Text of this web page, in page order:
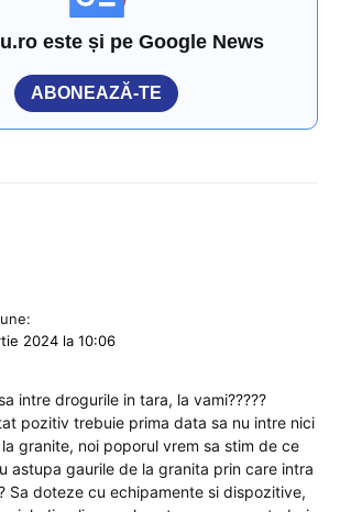
este și pe Google News
ABONEAZĂ-TE
2024 la 10:06
intre drogurile in tara, la vami?????
pozitiv trebuie prima data sa nu intre nici
granite, noi poporul vrem sa stim de ce
astupa gaurile de la granita prin care intra
Sa doteze cu echipamente si dispozitive,